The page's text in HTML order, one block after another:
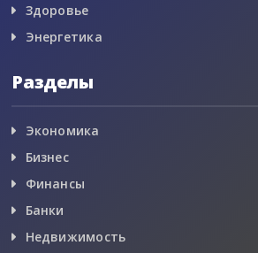
Здоровье
Энергетика
Разделы
Экономика
Бизнес
Финансы
Банки
Недвижимость